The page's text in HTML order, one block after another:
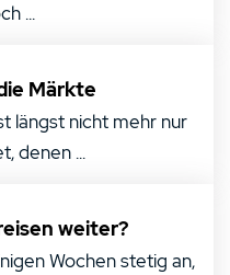
...
Märkte
längst nicht mehr nur
denen ...
weiter?
Wochen stetig an,